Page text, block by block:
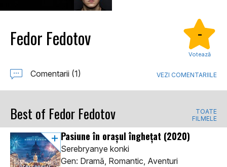
Fedor Fedotov -
Votează
Comentarii (1) VEZI COMENTARIILE
Best of Fedor Fedotov
TOATE
FILMELE
Pasiune în orașul înghețat (2020)
Serebryanye konki
Gen: Dramă, Romantic, Aventuri